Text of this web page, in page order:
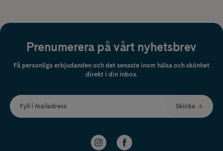
Prenumerera på vårt nyhetsbrev
Få personliga erbjudanden och det senaste inom hälsa och skönhet
direkt i din inbox.
Fyll i mailadress Skicka